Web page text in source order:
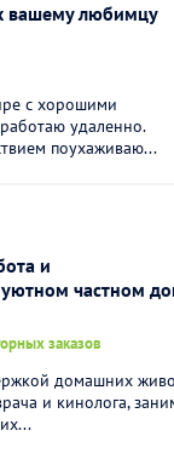
вашему любимцу
с хорошими
удаленно.
поухаживаю...
и
частном
заказов
домашних
и кинолога,